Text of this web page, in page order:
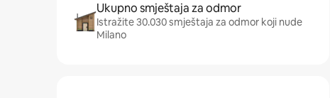
Ukupno smještaja za odmor
Istražite 30.030 smještaja za odmor koji nude
Milano